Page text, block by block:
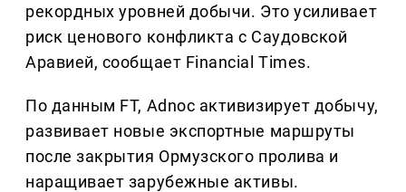
рекордных уровней добычи. Это усиливает
риск ценового конфликта с Саудовской
Аравией, сообщает Financial Times.
По данным FT, Adnoc активизирует добычу,
развивает новые экспортные маршруты
после закрытия Ормузского пролива и
наращивает зарубежные активы.